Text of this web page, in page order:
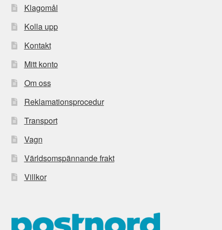
Klagomål
Kolla upp
Kontakt
Mitt konto
Om oss
Reklamationsprocedur
Transport
Vagn
Världsomspännande frakt
Villkor